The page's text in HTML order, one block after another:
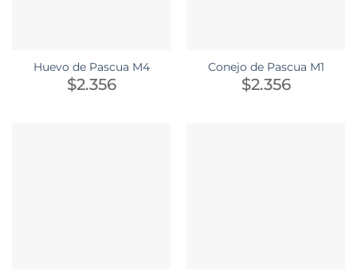
Huevo de Pascua M4
$2.356
Conejo de Pascua M1
$2.356